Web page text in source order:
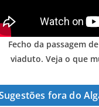
Fecho da passagem
viaduto. Veja o que
fora do